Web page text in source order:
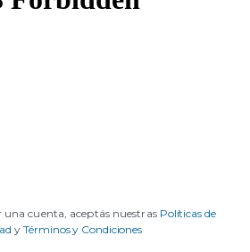
en la campaña
una cuenta, aceptás nuestras Políticas de
yTérminos y Condiciones